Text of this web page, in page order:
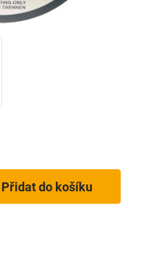
Přidat do košíku